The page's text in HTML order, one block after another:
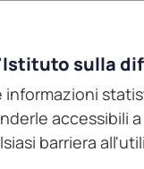
sulla
informazioni
accessibili
barriera